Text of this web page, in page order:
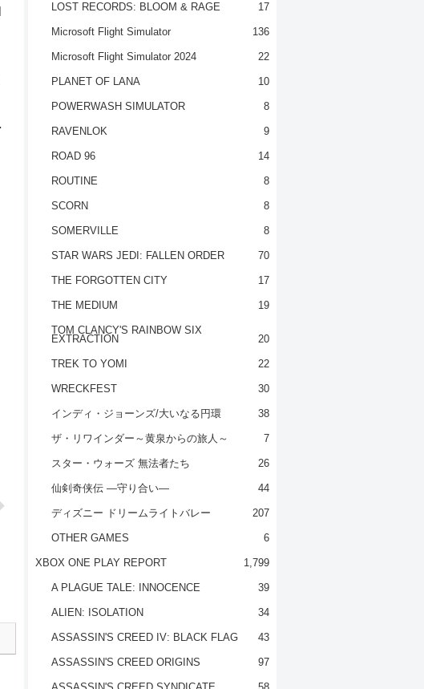
LOST RECORDS: BLOOM & RAGE 17
Microsoft Flight Simulator 136
Microsoft Flight Simulator 2024 22
PLANET OF LANA 10
POWERWASH SIMULATOR 8
RAVENLOK 9
ROAD 96 14
ROUTINE 8
SCORN 8
SOMERVILLE 8
STAR WARS JEDI: FALLEN ORDER 70
THE FORGOTTEN CITY 17
THE MEDIUM 19
TOM CLANCY'S RAINBOW SIX
EXTRACTION 20
TREK TO YOMI 22
WRECKFEST 30
インディ・ジョーンズ/大いなる円環 38
ザ・リワインダー～黄泉からの旅人～ 7
スター・ウォーズ 無法者たち 26
仙剣奇侠伝 ―守り合い― 44
ディズニー ドリームライトバレー 207
OTHER GAMES 6
XBOX ONE PLAY REPORT 1,799
A PLAGUE TALE: INNOCENCE 39
ALIEN: ISOLATION 34
ASSASSIN'S CREED IV: BLACK FLAG 43
ASSASSIN'S CREED ORIGINS 97